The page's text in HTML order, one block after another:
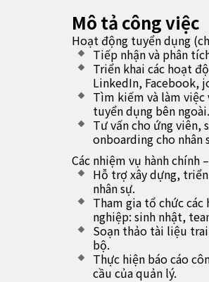
Mô tả công việc
Hoạt động tuyển dụng
Tiếp nhận và phân
Triển khai các hoạt
LinkedIn, Facebook,
Tìm kiếm và làm việc
tuyển dụng bên ngoài.
Tư vấn cho ứng viên,
onboarding cho nhân
Các nhiệm vụ hành chính
Hỗ trợ xây dựng,
nhân sự.
Tham gia tổ chức
nghiệp: sinh nhật,
Soạn thảo tài liệu
bộ.
Thực hiện báo cáo
cầu của quản lý.